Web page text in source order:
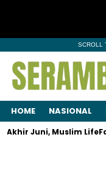
SCROLL
HOME NASIONAL
Juni, Muslim